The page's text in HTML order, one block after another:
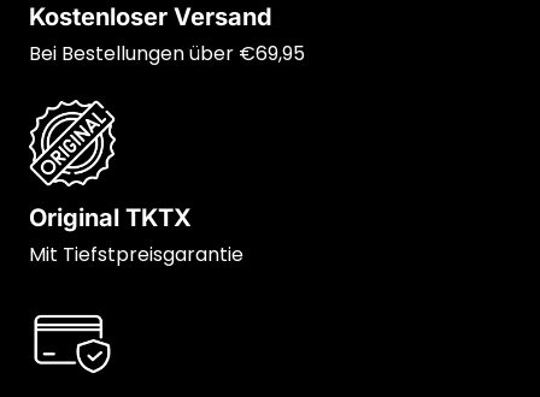
Kostenloser Versand
Bei Bestellungen über €69,95
Original TKTX
Mit Tiefstpreisgarantie